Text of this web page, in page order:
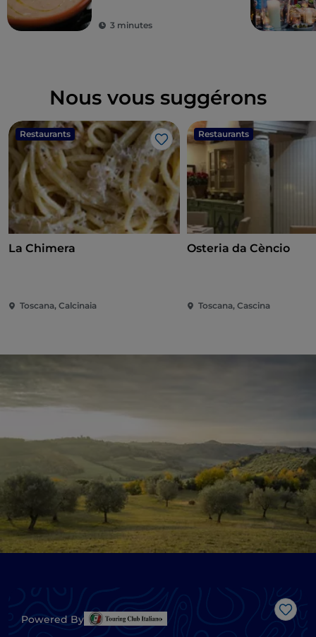
3 minutes
Nous vous suggérons
Restaurants
J’aime
La Chimera
Toscana, Calcinaia
Restaurants
Osteria da Cèncio
Toscana, Cascina
Powered By